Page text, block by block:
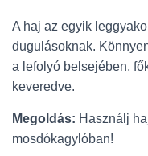
A haj az egyik
dugulásoknak.
a lefolyó belsejében,
keveredve.
Megoldás: Használj
mosdókagylóban!